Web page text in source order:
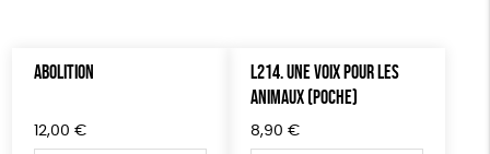
Par défaut
Nouveauté
0 € - 50 €
Mots clés
ABOLITION
12,00 €
L214. UNE VOIX POUR LES
ANIMAUX (POCHE)
8,90 €